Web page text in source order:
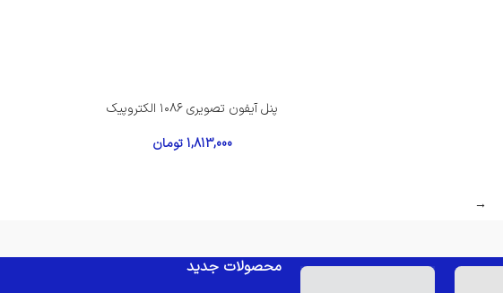
پنل آیفون تصویری ۱۰۸۶ الکتروپیک
1,813,000 تومان
→
محصولات جدید